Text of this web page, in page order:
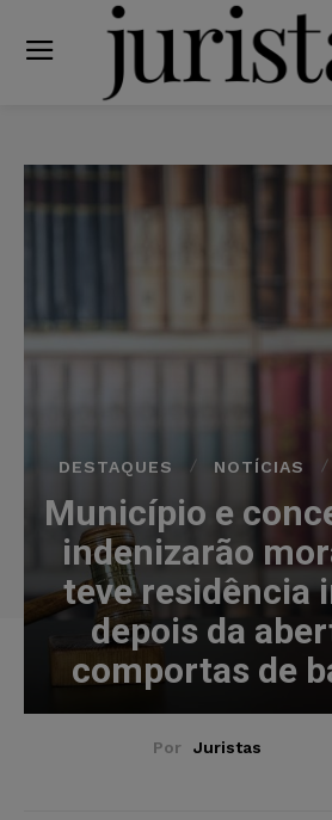
DESTAQUES NOTÍCIAS
Município e
indenizarão
teve residência
depois da
comportas de
Por Juristas